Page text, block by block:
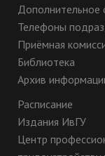
Дополнительное
Телефоны
Приёмная
Библиотека
Архив
Расписание
Издания ИвГУ
Центр